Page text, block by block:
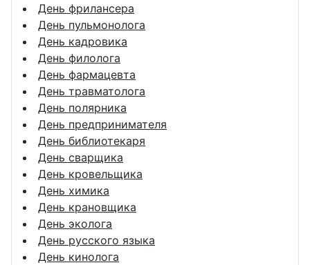
День фрилансера
День пульмонолога
День кадровика
День филолога
День фармацевта
День травматолога
День полярника
День предпринимателя
День библиотекаря
День сварщика
День кровельщика
День химика
День крановщика
День эколога
День русского языка
День кинолога